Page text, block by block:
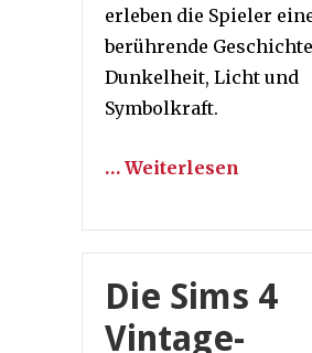
erleben die Spieler
berührende
Dunkelheit, Licht und
Symbolkraft.
… Weiterlesen
Die Sims 4
Vintage-